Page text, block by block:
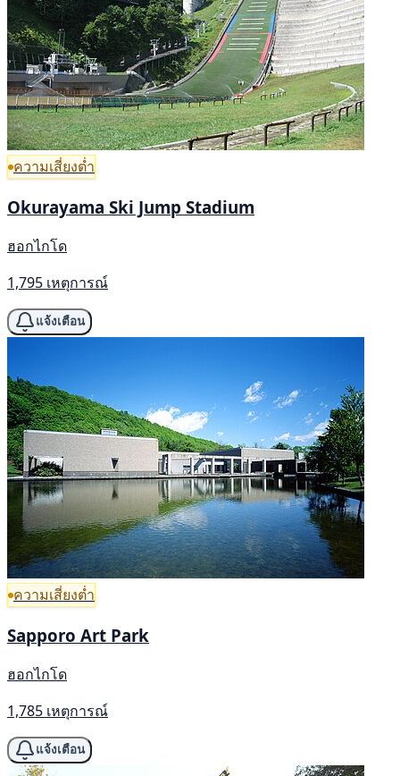
ความเสี่ยงต่ำ
Okurayama Ski Jump Stadium
ฮอกไกโด
1,795 เหตุการณ์
แจ้งเตือน
ความเสี่ยงต่ำ
Sapporo Art Park
ฮอกไกโด
1,785 เหตุการณ์
แจ้งเตือน